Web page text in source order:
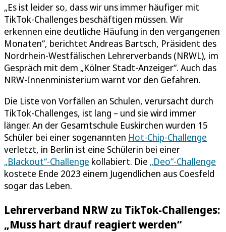
„Es ist leider so, dass wir uns immer häufiger mit
TikTok-Challenges beschäftigen müssen. Wir
erkennen eine deutliche Häufung in den vergangenen
Monaten“, berichtet Andreas Bartsch, Präsident des
Nordrhein-Westfälischen Lehrerverbands (NRWL), im
Gespräch mit dem „Kölner Stadt-Anzeiger“. Auch das
NRW-Innenministerium warnt vor den Gefahren.
Die Liste von Vorfällen an Schulen, verursacht durch
TikTok-Challenges, ist lang – und sie wird immer
länger. An der Gesamtschule Euskirchen wurden 15
Schüler bei einer sogenannten Hot-Chip-Challenge
verletzt, in Berlin ist eine Schülerin bei einer
„Blackout“-Challenge kollabiert. Die „Deo“-Challenge
kostete Ende 2023 einem Jugendlichen aus Coesfeld
sogar das Leben.
Lehrerverband NRW zu TikTok-Challenges:
„Muss hart drauf reagiert werden“